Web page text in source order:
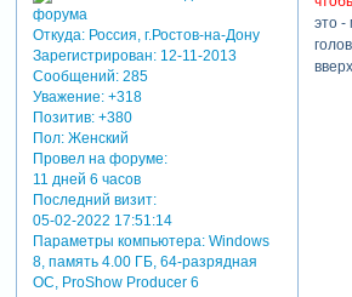
Откуда:Россия, г.Ростов-на-Дону
Зарегистрирован: 12-11-2013
Сообщений:285
Уважение: +318
Позитив: +380
Пол:Женский
Провел на форуме:
11 дней 6 часов
Последний визит:
05-02-2022 17:51:14
Параметры компьютера:Windows
8, память 4.00 ГБ, 64-разрядная
ОС, ProShow Producer 6
это -